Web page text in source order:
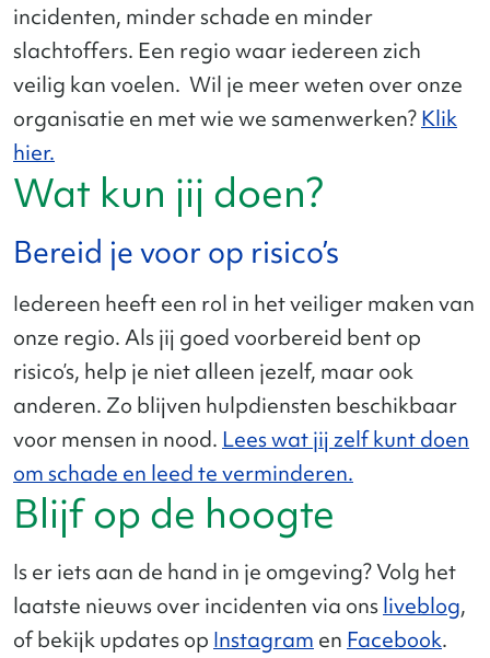
incidenten, minder schade en minder
slachtoffers. Een regio waar iedereen zich
veilig kan voelen. Wil je meer weten over onze
organisatie en met wie we samenwerken?Klik
hier.
Wat kun jij doen?
Bereid je voor op risico’s
Iedereen heeft een rol in het veiliger maken van
onze regio. Als jij goed voorbereid bent op
risico’s, help je niet alleen jezelf, maar ook
anderen. Zo blijven hulpdiensten beschikbaar
voor mensen in nood. Lees wat jij zelf kunt doen
om schade en leed te verminderen.
Blijf op de hoogte
Is er iets aan de hand in je omgeving? Volg het
laatste nieuws over incidenten via onsliveblog,
of bekijk updates op Instagram en Facebook.